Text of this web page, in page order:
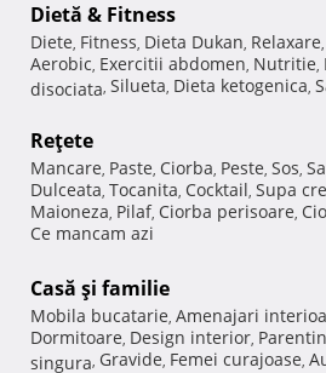
Dietă & Fitness
Diete, Fitness, Dieta Dukan, Relaxare,
Aerobic, Exercitii abdomen, Nutritie,
disociata, Silueta, Dieta ketogenica,
Reţete
Mancare, Paste, Ciorba, Peste, Sos,
Dulceata, Tocanita, Cocktail, Supa
Maioneza, Pilaf, Ciorba perisoare,
Ce mancam azi
Casă şi familie
Mobila bucatarie, Amenajari
Dormitoare, Design interior,
singura, Gravide, Femei curajoase,